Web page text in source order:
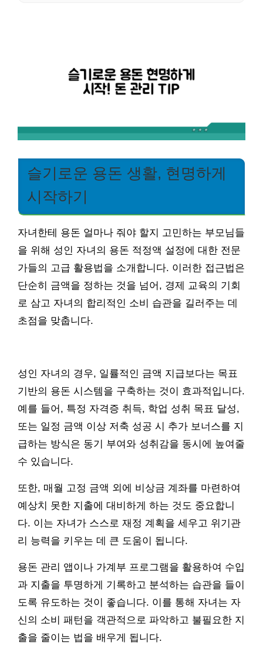
슬기로운 용돈 생활, 현명하게
시작하기
자녀한테 용돈 얼마나 줘야 할지 고민하는 부모님들
을 위해 성인 자녀의 용돈 적정액 설정에 대한 전문
가들의 고급 활용법을 소개합니다. 이러한 접근법은
단순히 금액을 정하는 것을 넘어, 경제 교육의 기회
로 삼고 자녀의 합리적인 소비 습관을 길러주는 데
초점을 맞춥니다.
성인 자녀의 경우, 일률적인 금액 지급보다는 목표
기반의 용돈 시스템을 구축하는 것이 효과적입니다.
예를 들어, 특정 자격증 취득, 학업 성취 목표 달성,
또는 일정 금액 이상 저축 성공 시 추가 보너스를 지
급하는 방식은 동기 부여와 성취감을 동시에 높여줄
수 있습니다.
또한, 매월 고정 금액 외에 비상금 계좌를 마련하여
예상치 못한 지출에 대비하게 하는 것도 중요합니
다. 이는 자녀가 스스로 재정 계획을 세우고 위기관
리 능력을 키우는 데 큰 도움이 됩니다.
용돈 관리 앱이나 가계부 프로그램을 활용하여 수입
과 지출을 투명하게 기록하고 분석하는 습관을 들이
도록 유도하는 것이 좋습니다. 이를 통해 자녀는 자
신의 소비 패턴을 객관적으로 파악하고 불필요한 지
출을 줄이는 법을 배우게 됩니다.